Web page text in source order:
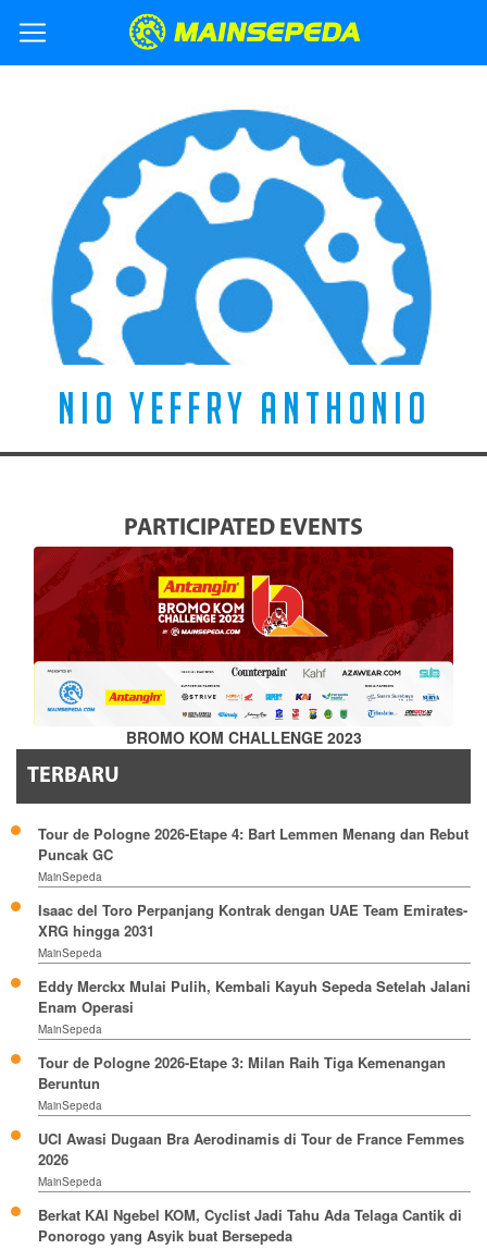
NIO YEFFRY ANTHONIO
PARTICIPATED EVENTS
BROMO KOM CHALLENGE 2023
TERBARU
Tour de Pologne 2026-Etape 4: Bart Lemmen Menang dan Rebut
Puncak GC
MainSepeda
Isaac del Toro Perpanjang Kontrak dengan UAE Team Emirates-
XRG hingga 2031
MainSepeda
Eddy Merckx Mulai Pulih, Kembali Kayuh Sepeda Setelah Jalani
Enam Operasi
MainSepeda
Tour de Pologne 2026-Etape 3: Milan Raih Tiga Kemenangan
Beruntun
MainSepeda
UCI Awasi Dugaan Bra Aerodinamis di Tour de France Femmes
2026
MainSepeda
Berkat KAI Ngebel KOM, Cyclist Jadi Tahu Ada Telaga Cantik di
Ponorogo yang Asyik buat Bersepeda